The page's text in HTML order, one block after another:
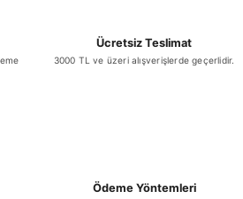
Ücretsiz Teslimat
3000 TL ve üzeri alışverişlerde geçerlidir.
Ödeme Yöntemleri